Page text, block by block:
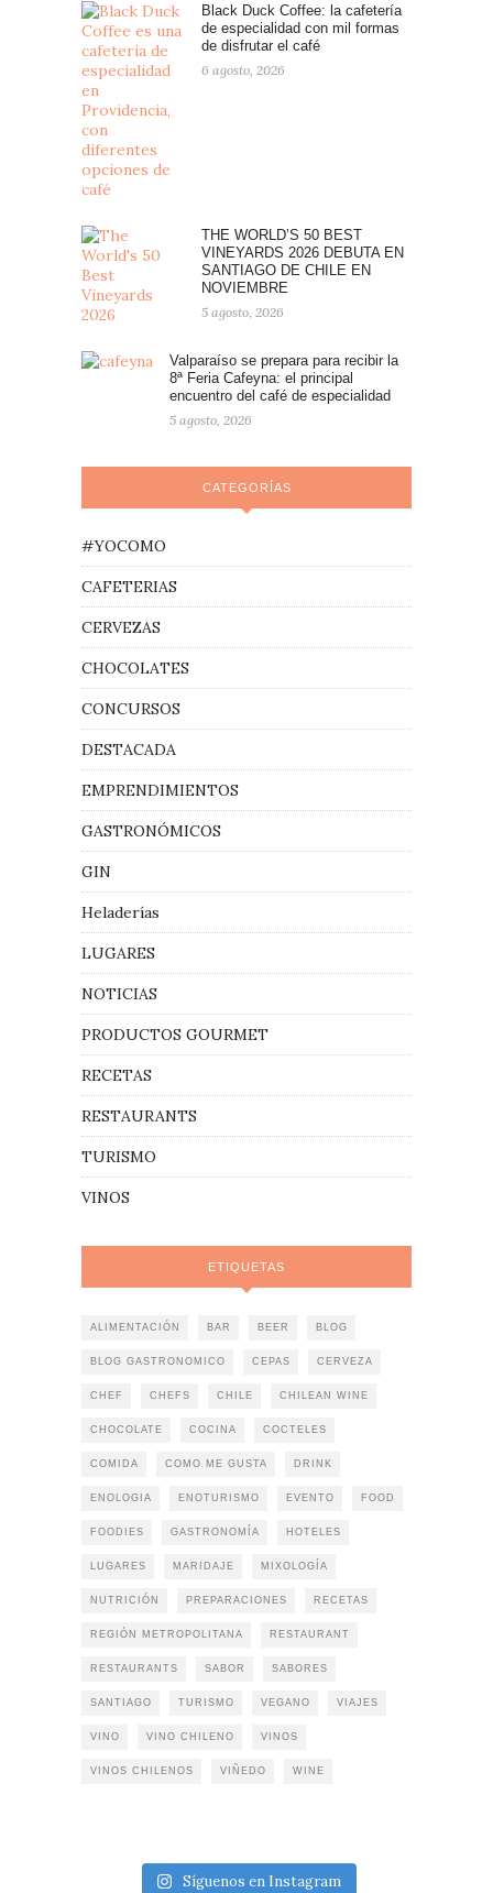
Black Duck Coffee: la cafetería
de especialidad con mil formas
de disfrutar el café
6 agosto, 2026
THE WORLD’S 50 BEST
VINEYARDS 2026 DEBUTA EN
SANTIAGO DE CHILE EN
NOVIEMBRE
5 agosto, 2026
Valparaíso se prepara para recibir la
8ª Feria Cafeyna: el principal
encuentro del café de especialidad
5 agosto, 2026
CATEGORÍAS
#YOCOMO
CAFETERIAS
CERVEZAS
CHOCOLATES
CONCURSOS
DESTACADA
EMPRENDIMIENTOS
GASTRONÓMICOS
GIN
Heladerías
LUGARES
NOTICIAS
PRODUCTOS GOURMET
RECETAS
RESTAURANTS
TURISMO
VINOS
ETIQUETAS
ALIMENTACIÓN BAR BEER BLOG
BLOG GASTRONOMICO CEPAS CERVEZA
CHEF CHEFS CHILE CHILEAN WINE
CHOCOLATE COCINA COCTELES
COMIDA COMO ME GUSTA DRINK
ENOLOGIA ENOTURISMO EVENTO FOOD
FOODIES GASTRONOMÍA HOTELES
LUGARES MARIDAJE MIXOLOGÍA
NUTRICIÓN PREPARACIONES RECETAS
REGIÓN METROPOLITANA RESTAURANT
RESTAURANTS SABOR SABORES
SANTIAGO TURISMO VEGANO VIAJES
VINO VINO CHILENO VINOS
VINOS CHILENOS VIÑEDO WINE
Síguenos en Instagram